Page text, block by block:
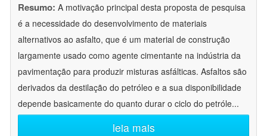
Resumo: A motivação principal desta proposta de pesquisa
é a necessidade do desenvolvimento de materiais
alternativos ao asfalto, que é um material de construção
largamente usado como agente cimentante na indústria da
pavimentação para produzir misturas asfálticas. Asfaltos são
derivados da destilação do petróleo e a sua disponibilidade
depende basicamente do quanto durar o ciclo do petróle...
leia mais